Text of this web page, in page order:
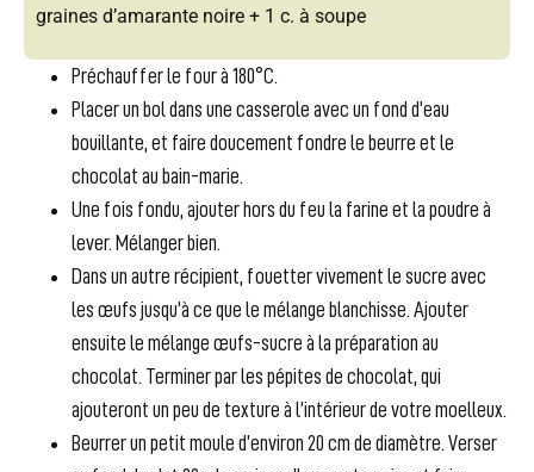
graines d’amarante noire + 1 c. à soupe
Préchauffer le four à 180°C.
Placer un bol dans une casserole avec un fond d’eau
bouillante, et faire doucement fondre le beurre et le
chocolat au bain-marie.
Une fois fondu, ajouter hors du feu la farine et la poudre à
lever. Mélanger bien.
Dans un autre récipient, fouetter vivement le sucre avec
les œufs jusqu’à ce que le mélange blanchisse. Ajouter
ensuite le mélange œufs-sucre à la préparation au
chocolat. Terminer par les pépites de chocolat, qui
ajouteront un peu de texture à l’intérieur de votre moelleux.
Beurrer un petit moule d’environ 20 cm de diamètre. Verser